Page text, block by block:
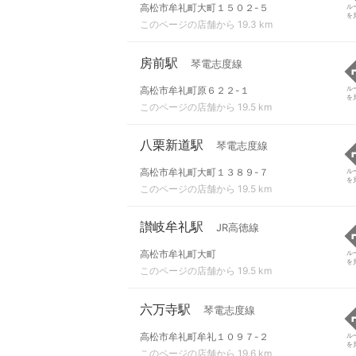
高松市牟礼町大町１５０２-５
このページの店舗から 19.3 km
ル
を
房前駅 琴電志度線
高松市牟礼町原６２２-１
このページの店舗から 19.5 km
ル
を
八栗新道駅 琴電志度線
高松市牟礼町大町１３８９-７
このページの店舗から 19.5 km
ル
を
讃岐牟礼駅 JR高徳線
高松市牟礼町大町
このページの店舗から 19.5 km
ル
を
六万寺駅 琴電志度線
高松市牟礼町牟礼１０９７-２
このページの店舗から 19.6 km
ル
を